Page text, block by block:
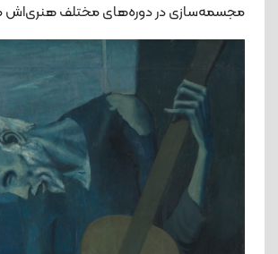
مجسمه‌سازی در دوره‌های مختلف هنری‌اش